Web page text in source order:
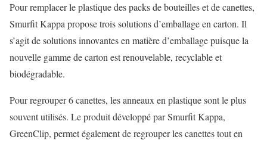
Pour remplacer le plastique des packs de bouteilles et de canettes,
Smurfit Kappa propose trois solutions d’emballage en carton. Il
s’agit de solutions innovantes en matière d’emballage puisque la
nouvelle gamme de carton est renouvelable, recyclable et
biodégradable.
Pour regrouper 6 canettes, les anneaux en plastique sont le plus
souvent utilisés. Le produit développé par Smurfit Kappa,
GreenClip, permet également de regrouper les canettes tout en